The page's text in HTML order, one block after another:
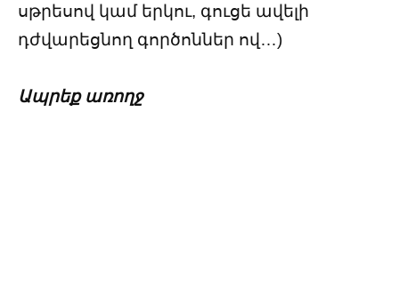
սթրեսով կամ երկու, գուցե ավելի
դժվարեցնող գործոններ ով…)
Ապրեք առողջ